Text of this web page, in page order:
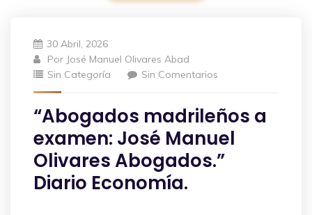
30 Abril, 2026
Por José Manuel Olivares Abad
Sin Categoría
Sin Comentarios
“Abogados madrileños a
examen: José Manuel
Olivares Abogados.”
Diario Economía.